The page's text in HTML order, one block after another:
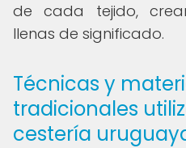
de cada tejido,
llenas de significado.
Técnicas y
tradicionales
cestería